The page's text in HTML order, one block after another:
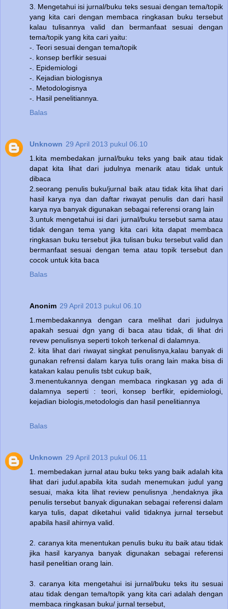
3. Mengetahui isi jurnal/buku teks sesuai dengan tema/topik
yang kita cari dengan membaca ringkasan buku tersebut
kalau tulisannya valid dan bermanfaat sesuai dengan
tema/topik yang kita cari yaitu:
-. Teori sesuai dengan tema/topik
-. konsep berfikir sesuai
-. Epidemiologi
-. Kejadian biologisnya
-. Metodologisnya
-. Hasil penelitiannya.
Balas
Unknown 29 April 2013 pukul 06.10
1.kita membedakan jurnal/buku teks yang baik atau tidak
dapat kita lihat dari judulnya menarik atau tidak untuk
dibaca
2.seorang penulis buku/jurnal baik atau tidak kita lihat dari
hasil karya nya dan daftar riwayat penulis dan dari hasil
karya nya banyak digunakan sebagai referensi orang lain
3.untuk mengetahui isi dari jurnal/buku tersebut sama atau
tidak dengan tema yang kita cari kita dapat membaca
ringkasan buku tersebut jika tulisan buku tersebut valid dan
bermanfaat sesuai dengan tema atau topik tersebut dan
cocok untuk kita baca
Balas
Anonim 29 April 2013 pukul 06.10
1.membedakannya dengan cara melihat dari judulnya
apakah sesuai dgn yang di baca atau tidak, di lihat dri
revew penulisnya seperti tokoh terkenal di dalamnya.
2. kita lihat dari riwayat singkat penulisnya,kalau banyak di
gunakan refrensi dalam karya tulis orang lain maka bisa di
katakan kalau penulis tsbt cukup baik,
3.menentukannya dengan membaca ringkasan yg ada di
dalamnya seperti : teori, konsep berfikir, epidemiologi,
kejadian biologis,metodologis dan hasil penelitiannya
Balas
Unknown 29 April 2013 pukul 06.11
1. membedakan jurnal atau buku teks yang baik adalah kita
lihat dari judul.apabila kita sudah menemukan judul yang
sesuai, maka kita lihat review penulisnya ,hendaknya jika
penulis tersebut banyak digunakan sebagai referensi dalam
karya tulis, dapat diketahui valid tidaknya jurnal tersebut
apabila hasil ahirnya valid.
2. caranya kita menentukan penulis buku itu baik atau tidak
jika hasil karyanya banyak digunakan sebagai referensi
hasil penelitian orang lain.
3. caranya kita mengetahui isi jurnal/buku teks itu sesuai
atau tidak dengan tema/topik yang kita cari adalah dengan
membaca ringkasan buku/ jurnal tersebut,